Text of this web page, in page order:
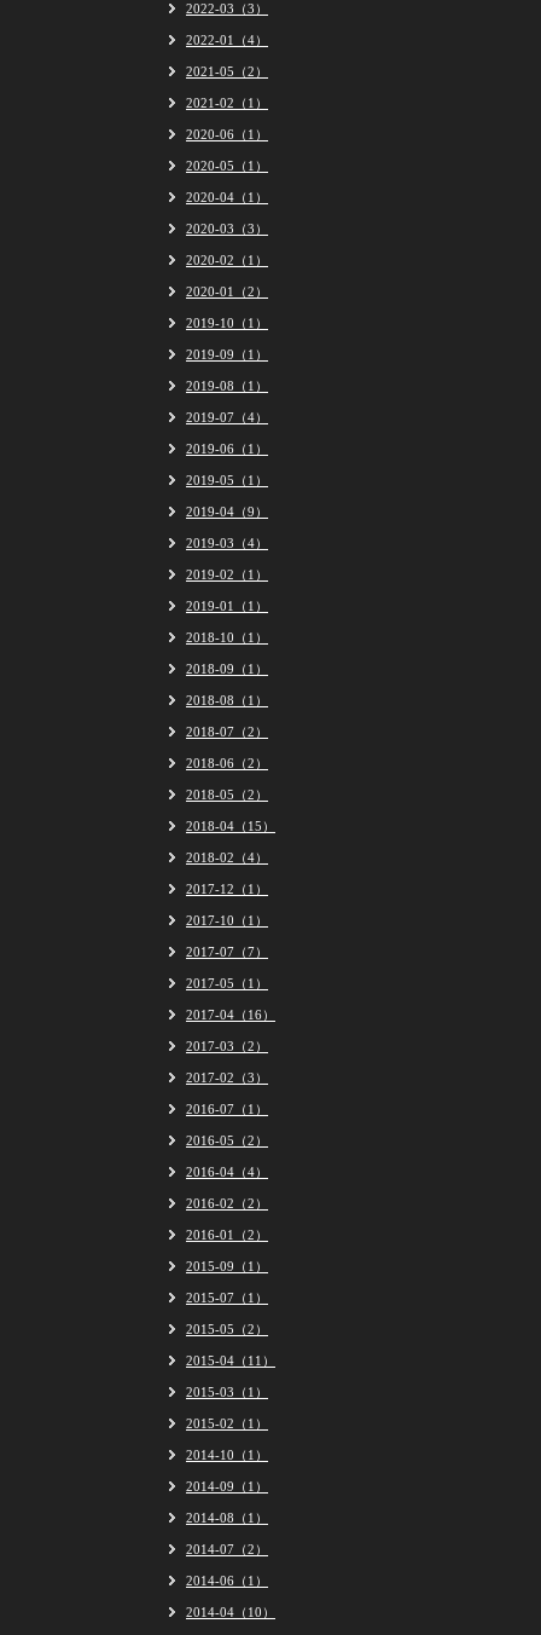
2022-03（3）
2022-01（4）
2021-05（2）
2021-02（1）
2020-06（1）
2020-05（1）
2020-04（1）
2020-03（3）
2020-02（1）
2020-01（2）
2019-10（1）
2019-09（1）
2019-08（1）
2019-07（4）
2019-06（1）
2019-05（1）
2019-04（9）
2019-03（4）
2019-02（1）
2019-01（1）
2018-10（1）
2018-09（1）
2018-08（1）
2018-07（2）
2018-06（2）
2018-05（2）
2018-04（15）
2018-02（4）
2017-12（1）
2017-10（1）
2017-07（7）
2017-05（1）
2017-04（16）
2017-03（2）
2017-02（3）
2016-07（1）
2016-05（2）
2016-04（4）
2016-02（2）
2016-01（2）
2015-09（1）
2015-07（1）
2015-05（2）
2015-04（11）
2015-03（1）
2015-02（1）
2014-10（1）
2014-09（1）
2014-08（1）
2014-07（2）
2014-06（1）
2014-04（10）